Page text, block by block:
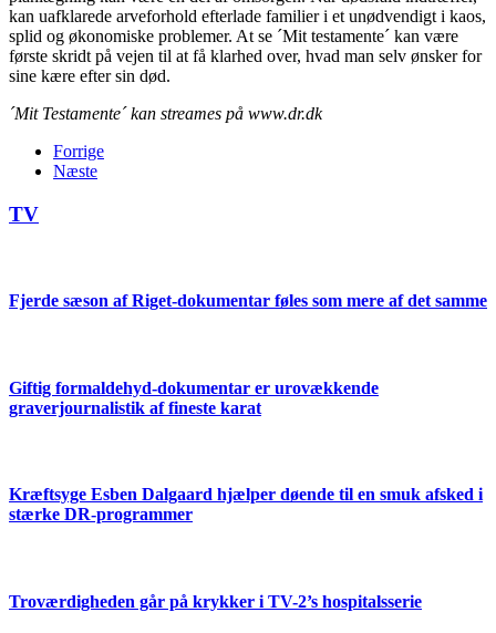
kan uafklarede arveforhold efterlade familier i et unødvendigt i kaos,
splid og økonomiske problemer. At se ´Mit testamente´ kan være
første skridt på vejen til at få klarhed over, hvad man selv ønsker for
sine kære efter sin død.
´Mit Testamente´ kan streames på www.dr.dk
Forrige
Næste
TV
Fjerde sæson af Riget-dokumentar føles som mere af det samme
Giftig formaldehyd-dokumentar er urovækkende
graverjournalistik af fineste karat
Kræftsyge Esben Dalgaard hjælper døende til en smuk afsked i
stærke DR-programmer
Troværdigheden går på krykker i TV-2’s hospitalsserie